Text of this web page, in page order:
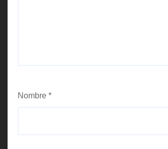
Nombre *